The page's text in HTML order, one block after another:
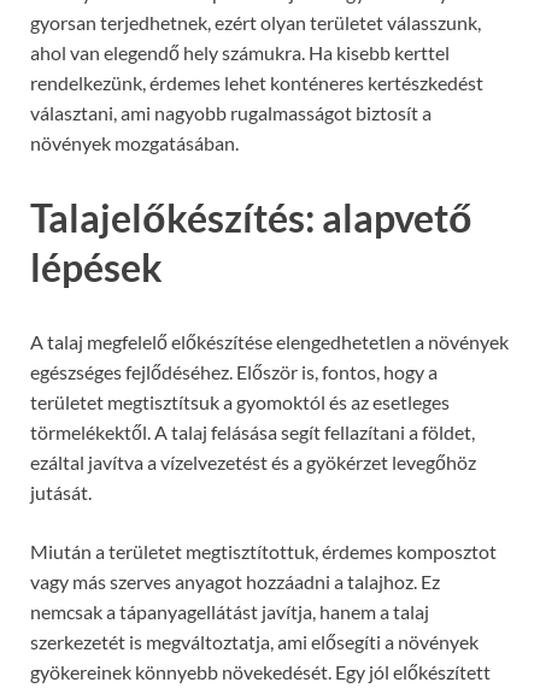
gyorsan terjedhetnek, ezért olyan területet válasszunk,
ahol van elegendő hely számukra. Ha kisebb kerttel
rendelkezünk, érdemes lehet konténeres kertészkedést
választani, ami nagyobb rugalmasságot biztosít a
növények mozgatásában.
Talajelőkészítés: alapvető
lépések
A talaj megfelelő előkészítése elengedhetetlen a növények
egészséges fejlődéséhez. Először is, fontos, hogy a
területet megtisztítsuk a gyomoktól és az esetleges
törmelékektől. A talaj felásása segít fellazítani a földet,
ezáltal javítva a vízelvezetést és a gyökérzet levegőhöz
jutását.
Miután a területet megtisztítottuk, érdemes komposztot
vagy más szerves anyagot hozzáadni a talajhoz. Ez
nemcsak a tápanyagellátást javítja, hanem a talaj
szerkezetét is megváltoztatja, ami elősegíti a növények
gyökereinek könnyebb növekedését. Egy jól előkészített